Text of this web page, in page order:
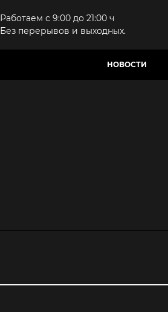
Работаем с 9:00 до 21:00 ч
Без перерывов и выходных.
НОВОСТИ